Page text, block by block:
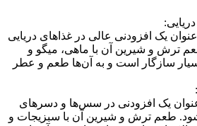
یک افزودنی عالی در غذاهای دریایی
ترش و شیرین آن با ماهی، میگو و
سازگار است و به آن‌ها طعم و عطر
عنوان یک افزودنی در سس‌ها و دسرهای
طعم ترش و شیرین آن با سبزیجات و